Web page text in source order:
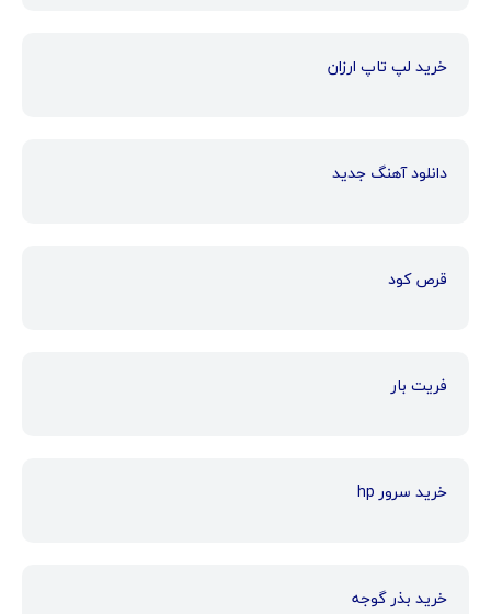
خرید لپ تاپ ارزان
دانلود آهنگ جدید
قرص کود
فریت بار
خرید سرور hp
خرید بذر گوجه